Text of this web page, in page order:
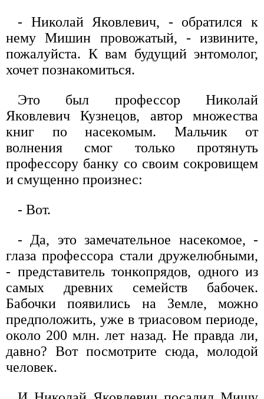
- Николай Яковлевич, - обратился к
нему Мишин провожатый, - извините,
пожалуйста. К вам будущий энтомолог,
хочет познакомиться.
Это был профессор Николай
Яковлевич Кузнецов, автор множества
книг по насекомым. Мальчик от
волнения смог только протянуть
профессору банку со своим сокровищем
и смущенно произнес:
- Вот.
- Да, это замечательное насекомое, -
глаза профессора стали дружелюбными,
- представитель тонкопрядов, одного из
самых древних семейств бабочек.
Бабочки появились на Земле, можно
предположить, уже в триасовом периоде,
около 200 млн. лет назад. Не правда ли,
давно? Вот посмотрите сюда, молодой
человек.